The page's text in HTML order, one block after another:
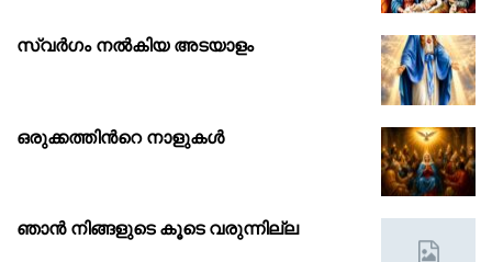
സ്വർഗം നൽകിയ അടയാളം
ഒരുക്കത്തിൻറെ നാളുകൾ
ഞാൻ നിങ്ങളുടെ കൂടെ വരുന്നില്ല